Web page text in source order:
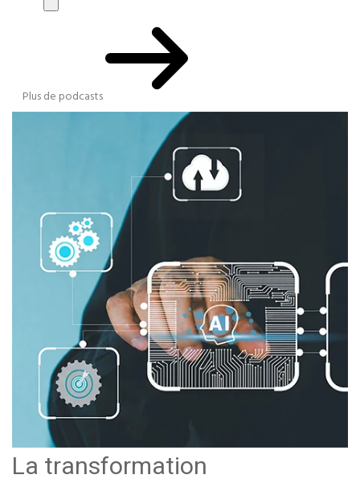
Plus de podcasts
La transformation